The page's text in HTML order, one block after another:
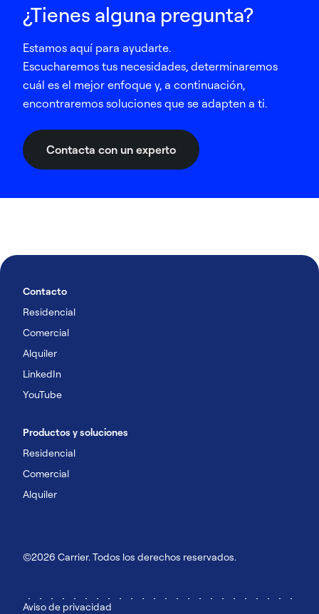
¿Tienes alguna pregunta?
Estamos aquí para ayudarte.
Escucharemos tus necesidades, determinaremos
cuál es el mejor enfoque y, a continuación,
encontraremos soluciones que se adapten a ti.
Contacta con un experto
Contacto
Residencial
Comercial
Alquiler
LinkedIn
YouTube
Productos y soluciones
Residencial
Comercial
Alquiler
©2026 Carrier. Todos los derechos reservados.
Aviso de privacidad